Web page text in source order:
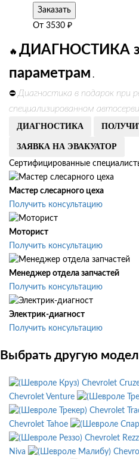
Заказать
От 3530 ₽
🔥 ДИАГНОСТИКА
параметрам .
⛔ Диагностика в подарок при
специализированном
ДИАГНОСТИКА
ЗАЯВКА НА ЭВАКУАТОР
Сертифицированные
Мастер слесарного цеха
Получить консультацию
Моторист
Получить консультацию
Менеджер отдела запчастей
Получить консультацию
Электрик-диагност
Получить консультацию
Выбрать другую
Chevrolet
Chevrolet Venture
Chevrolet
Chevrolet Tahoe
Chevrolet
Niva